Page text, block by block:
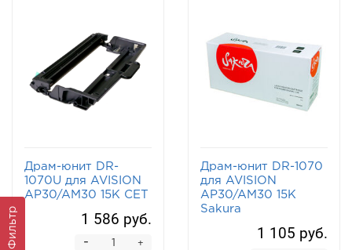
Фильтр
Драм-юнит DR-
1070U для AVISION
AP30/AM30 15K CET
1 586 руб.
+
-
Драм-юнит DR-1070
для AVISION
AP30/AM30 15K
Sakura
1 105 руб.